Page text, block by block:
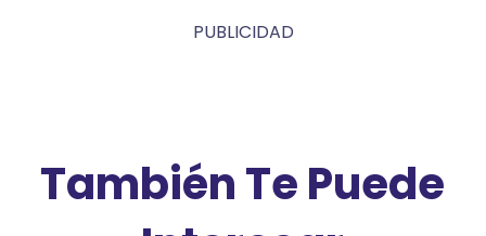
PUBLICIDAD
También Te Puede